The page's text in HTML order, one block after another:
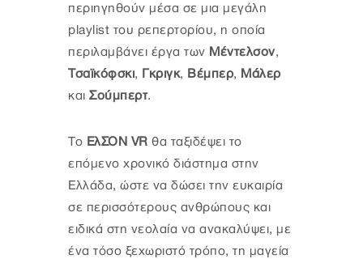
περιηγηθούν μέσα σε μια μεγάλη
playlist του ρεπερτορίου, η οποία
περιλαμβάνει έργα των Μέντελσον,
Τσαϊκόφσκι, Γκριγκ, Βέμπερ, Μάλερ
και Σούμπερτ.
Το ΕλΣΟΝ VR θα ταξιδέψει το
επόμενο χρονικό διάστημα στην
Ελλάδα, ώστε να δώσει την ευκαιρία
σε περισσότερους ανθρώπους και
ειδικά στη νεολαία να ανακαλύψει, με
ένα τόσο ξεχωριστό τρόπο, τη μαγεία